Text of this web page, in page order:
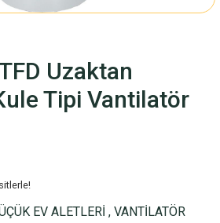
Uzaktan
Tipi Vantilatör
EV ALETLERİ , VANTİLATÖR